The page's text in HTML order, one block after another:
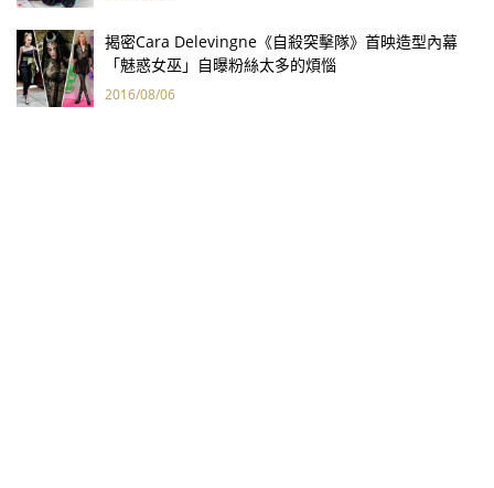
揭密Cara Delevingne《自殺突擊隊》首映造型內幕
「魅惑女巫」自曝粉絲太多的煩惱
2016/08/06